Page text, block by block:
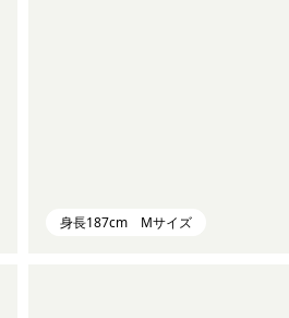
身長187cm Mサイズ